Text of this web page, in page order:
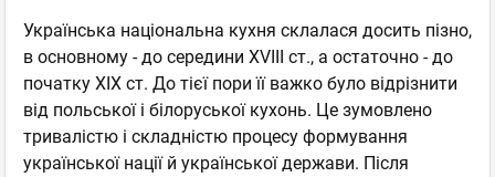
Українська національна кухня склалася досить пізно,
в основному - до середини XVIII ст., а остаточно - до
початку XIX ст. До тієї пори її важко було відрізнити
від польської і білоруської кухонь. Це зумовлено
тривалістю і складністю процесу формування
української нації й української держави. Після